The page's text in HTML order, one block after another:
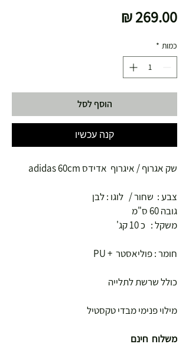
כמות *
הוסף לסל
קנה עכשיו
שק אגרוף / איגרוף אדידס adidas 60cm
צבע : שחור / לוגו : לבן
גובה 60 ס"מ
משקל : כ 10 קג'
חומר : פוליאסטר + PU
כולל שרשת לתלייה
מילוי פנימי מבדי טקסטיל
משלוח חינם